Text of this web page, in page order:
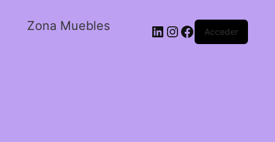
Zona Muebles Acceder